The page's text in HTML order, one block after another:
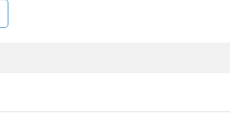
0Lux/F1.6 (ảnh hồng ngoại).
trắng (AWB), tự động bù sáng (AGC), chống
8 hành trình (Tour), 5 tự động quét (Auto Scan)
Motion).